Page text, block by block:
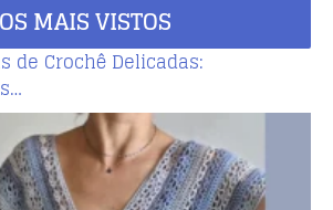
OS MAIS VISTOS
de Crochê Delicadas: